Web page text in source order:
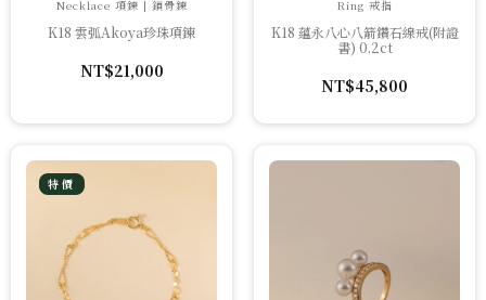
Necklace 項鍊 | 鎖骨鍊
K18 雲弧Akoya珍珠項鍊
NT$21,000
Ring 戒指
K18 蘊永八心八箭鑽石線戒(附證
書) 0.2ct
NT$45,800
特價